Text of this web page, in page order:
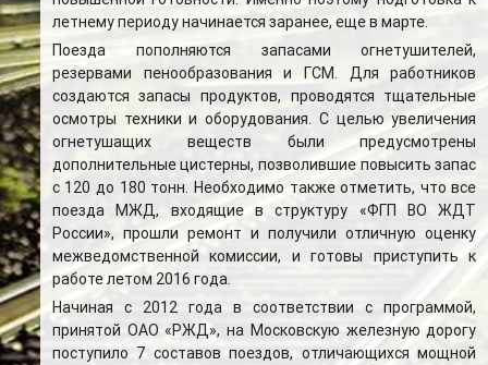
летнему периоду начинается заранее, еще в марте.
Поезда пополняются запасами огнетушителей,
резервами пенообразования и ГСМ. Для работников
создаются запасы продуктов, проводятся тщательные
осмотры техники и оборудования. С целью увеличения
огнетушащих веществ были предусмотрены
дополнительные цистерны, позволившие повысить запас
с 120 до 180 тонн. Необходимо также отметить, что все
поезда МЖД, входящие в структуру «ФГП ВО ЖДТ
России», прошли ремонт и получили отличную оценку
межведомственной комиссии, и готовы приступить к
работе летом 2016 года.
Начиная с 2012 года в соответствии с программой,
принятой ОАО «РЖД», на Московскую железную дорогу
поступило 7 составов поездов, отличающихся мощной